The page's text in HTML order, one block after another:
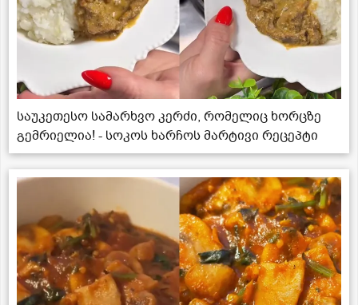
საუკეთესო სამარხვო კერძი, რომელიც ხორცზე
გემრიელია! - სოკოს ხარჩოს მარტივი რეცეპტი